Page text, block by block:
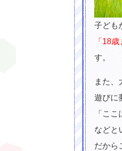
子ども
「18
す。
また、
遊びに
「こ
などと
だから